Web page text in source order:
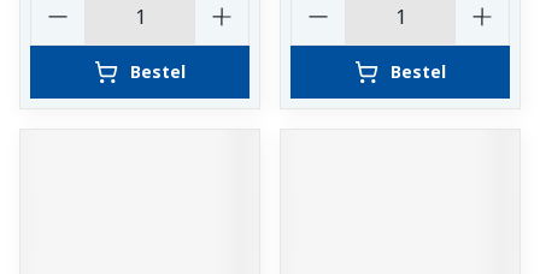
Bestel Bestel